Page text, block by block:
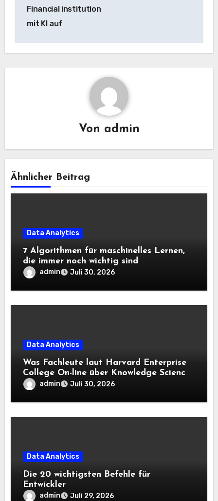
Financial institution
mit KI auf
Von admin
Ähnlicher Beitrag
Data Analytics
7 Algorithmen für maschinelles Lernen,
die immer noch wichtig sind
admin Juli 30, 2026
Data Analytics
Was Fachleute laut Harvard Enterprise
College On-line über Knowledge Science
und KI wissen sollten
admin Juli 30, 2026
Data Analytics
Die 20 wichtigsten Befehle für
Entwickler
admin Juli 29, 2026